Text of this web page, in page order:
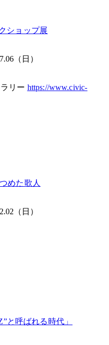
ショップ展
（日）
リー https://www.civic-
めた歌人
（日）
と呼ばれる時代」